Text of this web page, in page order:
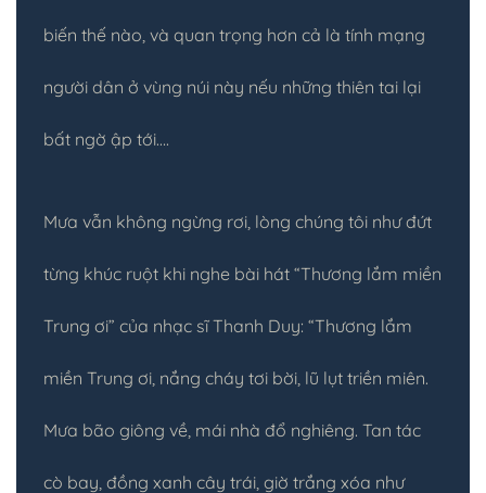
biến thế nào, và quan trọng hơn cả là tính mạng
người dân ở vùng núi này nếu những thiên tai lại
bất ngờ ập tới….
Mưa vẫn không ngừng rơi, lòng chúng tôi như đứt
từng khúc ruột khi nghe bài hát “Thương lắm miền
Trung ơi” của nhạc sĩ Thanh Duy: “Thương lắm
miền Trung ơi, nắng cháy tơi bời, lũ lụt triền miên.
Mưa bão giông về, mái nhà đổ nghiêng. Tan tác
cò bay, đồng xanh cây trái, giờ trắng xóa như